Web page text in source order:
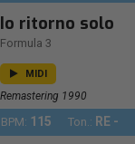
Io ritorno solo
Formula 3
MIDI
Remastering 1990
BPM: 115 Ton.: RE -